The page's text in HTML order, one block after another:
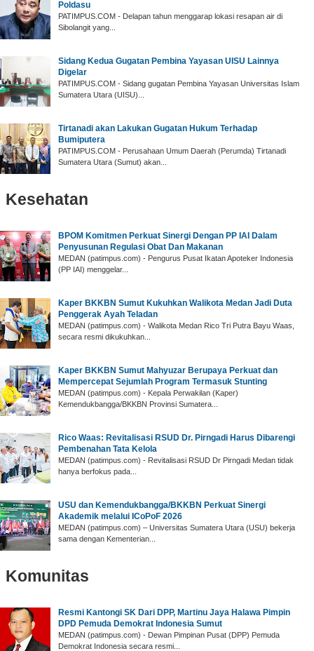
Poldasu
PATIMPUS.COM - Delapan tahun menggarap lokasi resapan air di
Sibolangit yang...
Sidang Kedua Gugatan Pembina Yayasan UISU Lainnya
Digelar
PATIMPUS.COM - Sidang gugatan Pembina Yayasan Universitas Islam
Sumatera Utara (UISU)...
Tirtanadi akan Lakukan Gugatan Hukum Terhadap
Bumiputera
PATIMPUS.COM - Perusahaan Umum Daerah (Perumda) Tirtanadi
Sumatera Utara (Sumut) akan...
Kesehatan
BPOM Komitmen Perkuat Sinergi Dengan PP IAI Dalam
Penyusunan Regulasi Obat Dan Makanan
MEDAN (patimpus.com) - Pengurus Pusat Ikatan Apoteker Indonesia
(PP IAI) menggelar...
Kaper BKKBN Sumut Kukuhkan Walikota Medan Jadi Duta
Penggerak Ayah Teladan
MEDAN (patimpus.com) - Walikota Medan Rico Tri Putra Bayu Waas,
secara resmi dikukuhkan...
Kaper BKKBN Sumut Mahyuzar Berupaya Perkuat dan
Mempercepat Sejumlah Program Termasuk Stunting
MEDAN (patimpus.com) - Kepala Perwakilan (Kaper)
Kemendukbangga/BKKBN Provinsi Sumatera...
Rico Waas: Revitalisasi RSUD Dr. Pirngadi Harus Dibarengi
Pembenahan Tata Kelola
MEDAN (patimpus.com) - Revitalisasi RSUD Dr Pirngadi Medan tidak
hanya berfokus pada...
USU dan Kemendukbangga/BKKBN Perkuat Sinergi
Akademik melalui ICoPoF 2026
MEDAN (patimpus.com) – Universitas Sumatera Utara (USU) bekerja
sama dengan Kementerian...
Komunitas
‎Resmi Kantongi SK Dari DPP, Martinu Jaya Halawa Pimpin
DPD Pemuda Demokrat Indonesia Sumut ‎
‎MEDAN (patimpus.com) - Dewan Pimpinan Pusat (DPP) Pemuda
Demokrat Indonesia secara resmi...